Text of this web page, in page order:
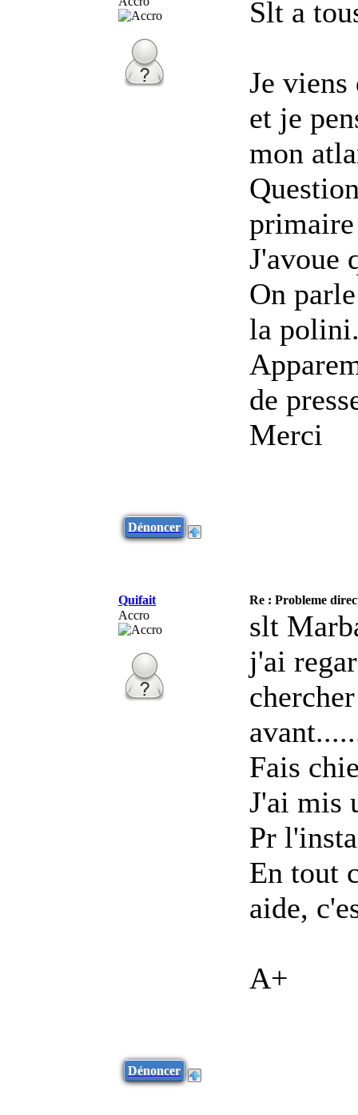
Slt a
Je
et je
mon
primaire
J'avoue
On
la
de
Merci
Dénoncer
Quifait
Re : Probleme
Accro
slt
j'ai
Fais
J'ai mis
Pr
En tout
aide,
A+
Dénoncer